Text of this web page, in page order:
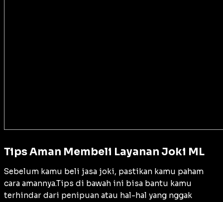
Tips Aman Membeli Layanan Joki ML
Sebelum kamu beli jasa joki, pastikan kamu paham
cara amannya.Tips di bawah ini bisa bantu kamu
terhindar dari penipuan atau hal-hal yang nggak